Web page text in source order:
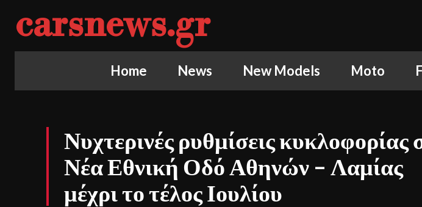
carsnews.gr
Home News New Models Moto
Νυχτερινές ρυθμίσεις κυκλοφορίας
Νέα Εθνική Οδό Αθηνών – Λαμίας
μέχρι το τέλος Ιουλίου